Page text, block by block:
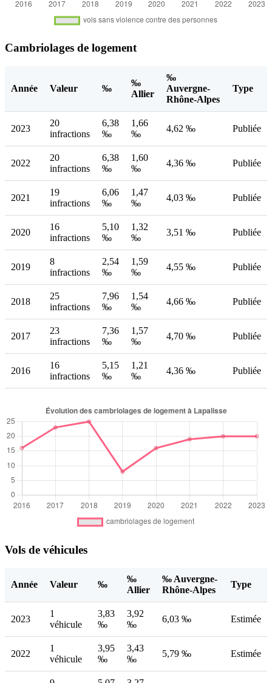
Cambriolages de logement
Année Valeur ‰
‰
Allier
‰
Auvergne-
Rhône-Alpes
Type
2023
20
infractions
6,38
‰
1,66
‰
4,62 ‰ Publiée
2022
20
infractions
6,38
‰
1,60
‰
4,36 ‰ Publiée
2021
19
infractions
6,06
‰
1,47
‰
4,03 ‰ Publiée
2020
16
infractions
5,10
‰
1,32
‰
3,51 ‰ Publiée
2019
8
infractions
2,54
‰
1,59
‰
4,55 ‰ Publiée
2018
25
infractions
7,96
‰
1,54
‰
4,66 ‰ Publiée
2017
23
infractions
7,36
‰
1,57
‰
4,70 ‰ Publiée
2016
16
infractions
5,15
‰
1,21
‰
4,36 ‰ Publiée
Vols de véhicules
Année Valeur ‰
‰
Allier
‰ Auvergne-
Rhône-Alpes
Type
2023
1
véhicule
3,83
‰
3,92
‰
6,03 ‰ Estimée
2022
1
véhicule
3,95
‰
3,43
‰
5,79 ‰ Estimée